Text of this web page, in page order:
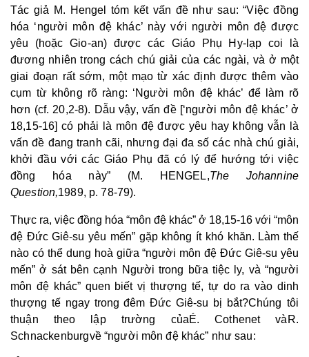
Tác giả M. Hengel tóm kết vấn đề như sau: “Việc đồng
hóa ‘người môn đệ khác’ này với người môn đệ được
yêu (hoặc Gio-an) được các Giáo Phụ Hy-lạp coi là
đương nhiên trong cách chú giải của các ngài, và ở một
giai đoạn rất sớm, một mạo từ xác định được thêm vào
cụm từ không rõ ràng: ‘Người môn đệ khác’ để làm rõ
hơn (cf. 20,2-8). Dẫu vậy, vấn đề [‘người môn đệ khác’ ở
18,15-16] có phải là môn đệ được yêu hay không vẫn là
vấn đề đang tranh cãi, nhưng đại đa số các nhà chú giải,
khởi đầu với các Giáo Phụ đã có lý để hướng tới việc
đồng hóa này” (M. HENGEL,The Johannine
Question,1989, p. 78-79).
Thực ra, việc đồng hóa “môn đệ khác” ở 18,15-16 với “môn
đệ Đức Giê-su yêu mến” gặp không ít khó khăn. Làm thế
nào có thể dung hoà giữa “người môn đệ Đức Giê-su yêu
mến” ở sát bên cạnh Người trong bữa tiệc ly, và “người
môn đệ khác” quen biết vị thượng tế, tự do ra vào dinh
thượng tế ngay trong đêm Đức Giê-su bị bắt?Chúng tôi
thuận theo lập trường củaÉ. Cothenet và R.
Schnackenburgvề “người môn đệ khác” như sau: